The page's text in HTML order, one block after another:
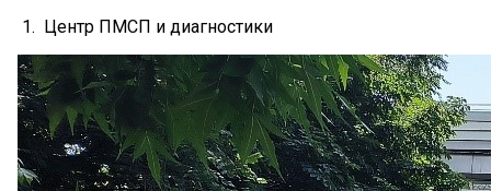
1. Центр ПМСП и диагностики